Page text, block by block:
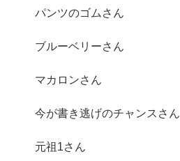
パンツのゴムさん
ブルーベリーさん
マカロンさん
今が書き逃げのチャンスさん
元祖1さん